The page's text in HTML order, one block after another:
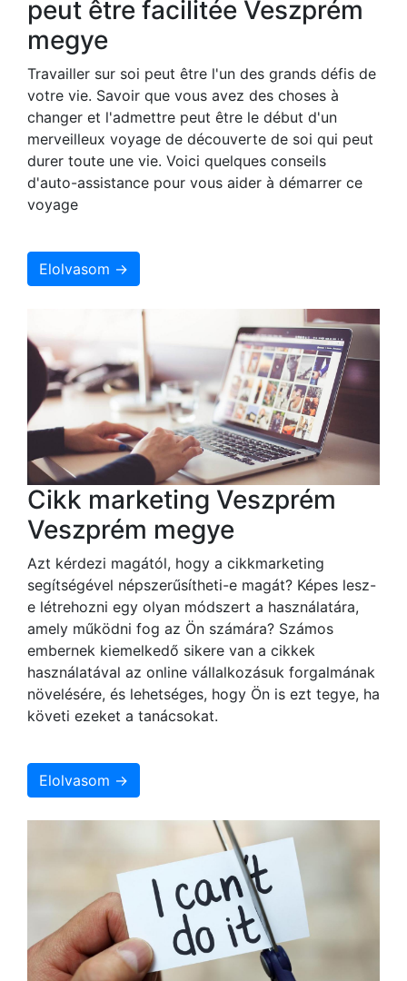
peut être facilitée Veszprém
megye
Travailler sur soi peut être l'un des grands défis de
votre vie. Savoir que vous avez des choses à
changer et l'admettre peut être le début d'un
merveilleux voyage de découverte de soi qui peut
durer toute une vie. Voici quelques conseils
d'auto-assistance pour vous aider à démarrer ce
voyage
Elolvasom →
Cikk marketing Veszprém
Veszprém megye
Azt kérdezi magától, hogy a cikkmarketing
segítségével népszerűsítheti-e magát? Képes lesz-
e létrehozni egy olyan módszert a használatára,
amely működni fog az Ön számára? Számos
embernek kiemelkedő sikere van a cikkek
használatával az online vállalkozásuk forgalmának
növelésére, és lehetséges, hogy Ön is ezt tegye, ha
követi ezeket a tanácsokat.
Elolvasom →